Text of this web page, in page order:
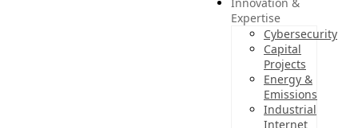
Expertise
Cybersecurity
Capital
Projects
Energy &
Emissions
Industrial
Internet